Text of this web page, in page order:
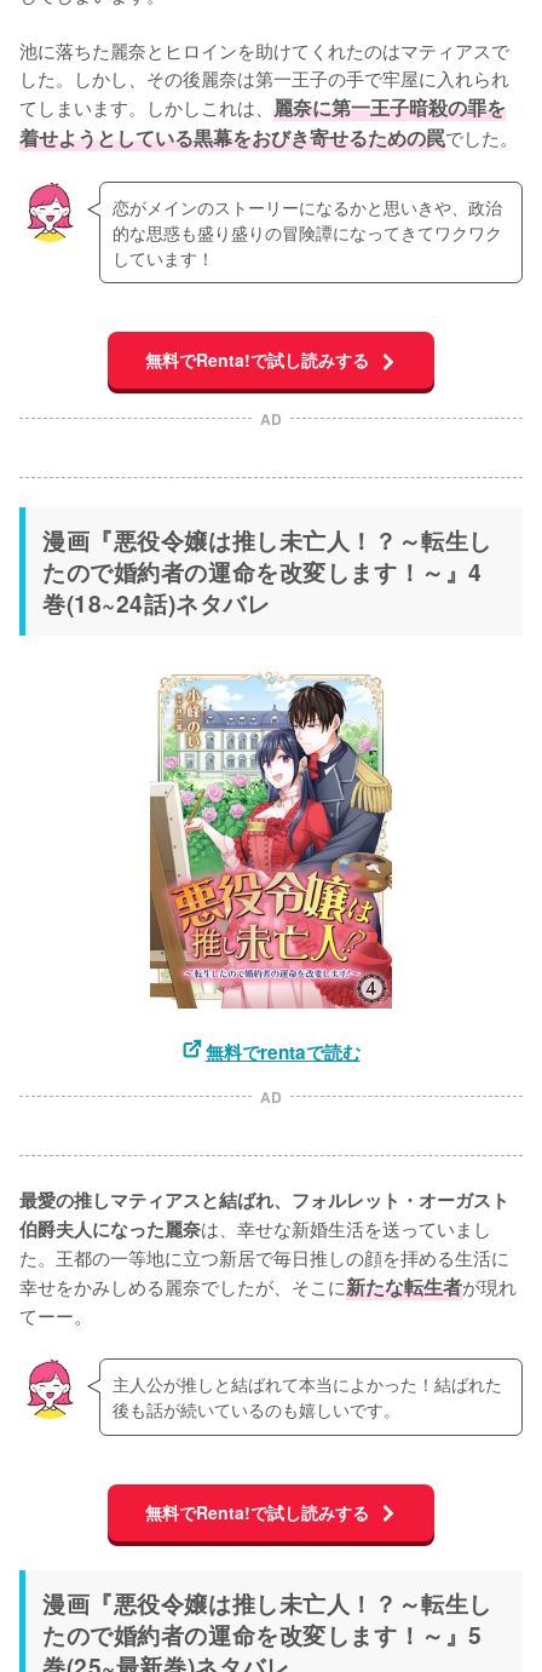
池に落ちた麗奈とヒロインを助けてくれたのはマティアスで
した。しかし、その後麗奈は第一王子の手で牢屋に入れられ
てしまいます。しかしこれは、 麗奈に第一王子暗殺の罪を
着せようとしている黒幕をおびき寄せるための罠でした。
恋がメインのストーリーになるかと思いきや、政治
的な思惑も盛り盛りの冒険譚になってきてワクワク
しています！
無料でRenta!で試し読みする
AD
漫画『悪役令嬢は推し未亡人！？～転生し
たので婚約者の運命を改変します！～』4
巻(18~24話)ネタバレ
無料でrentaで読む
AD
最愛の推しマティアスと結ばれ、フォルレット・オーガスト
伯爵夫人になった麗奈は、幸せな新婚生活を送っていまし
た。王都の一等地に立つ新居で毎日推しの顔を拝める生活に
幸せをかみしめる麗奈でしたが、そこに新たな転生者が現れ
てーー。
主人公が推しと結ばれて本当によかった！結ばれた
後も話が続いているのも嬉しいです。
無料でRenta!で試し読みする
漫画『悪役令嬢は推し未亡人！？～転生し
たので婚約者の運命を改変します！～』5